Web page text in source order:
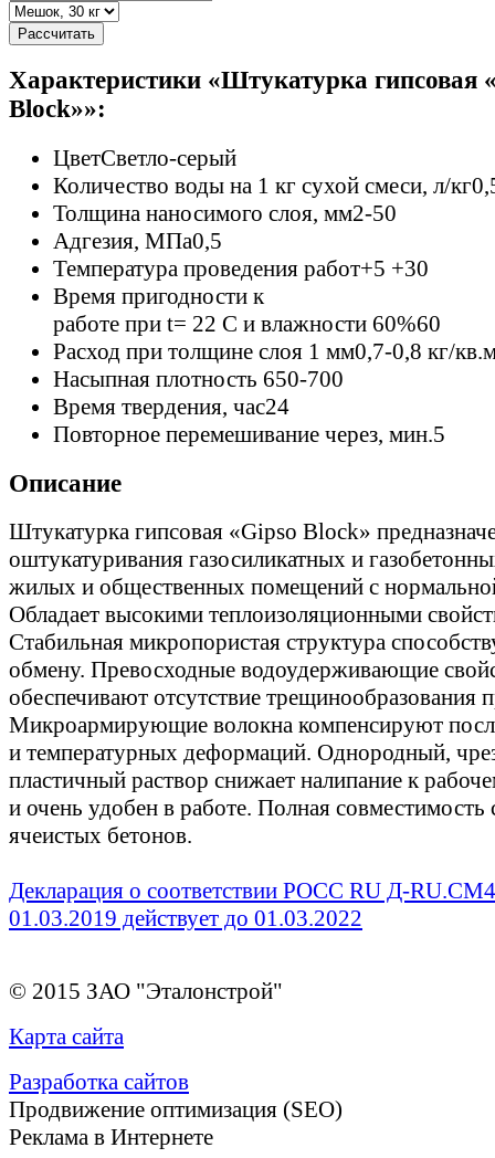
Рассчитать
Характеристики «Штукатурка гипсовая
Block»»:
ЦветСветло-серый
Количество воды на 1 кг сухой смеси, л/кг
Толщина наносимого слоя, мм2-50
Адгезия, МПа0,5
Температура проведения работ+5 +30
Время пригодности к
работе при t= 22 C и влажности 60%60
Расход при толщине слоя 1 мм0,7-0,8 кг/
Насыпная плотность 650-700
Время твердения, час24
Повторное перемешивание через, мин.5
Описание
Штукатурка гипсовая «Gipso Block»
оштукатуривания газосиликатных и
жилых и общественных помещений с
Обладает высокими теплоизоляционными
Стабильная микропористая структура
обмену. Превосходные водоудерживающие
обеспечивают отсутствие трещинообразования
Микроармирующие волокна компенсируют
и температурных деформаций. Однородный,
пластичный раствор снижает налипание к
и очень удобен в работе. Полная
ячеистых бетонов.
Декларация о соответствии РОСС RU Д-
01.03.2019 действует до 01.03.2022
© 2015 ЗАО "Эталонстрой"
Карта сайта
Разработка сайтов
Продвижение оптимизация (SEO)
Реклама в Интернете